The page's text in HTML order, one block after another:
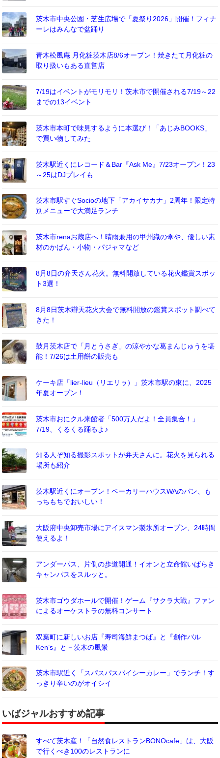
茨木市中央公園・芝生広場で「夏祭り2026」開催！フィナ
ーレはみんなで盆踊り
青木松風庵 月化粧茨木店8/6オープン！焼きたて月化粧の
取り扱いもある直営店
7/19はイベントがモリモリ！茨木市で開催される7/19～22
までの13イベント
茨木市本町で味見するように本選び！「あじみBOOKS」
で買い物してみた
茨木駅近くにレコード＆Bar『Ask Me』7/23オープン！23
～25はDJプレイも
茨木市駅すぐSocioの地下「アカイサカナ」2周年！限定特
別メニューで大満足ランチ
茨木市renaお蔵店へ！晴雨兼用の甲州織の傘や、優しい素
材のかばん・小物・パジャマなど
8月8日の弁天さん花火。無料開放している花火鑑賞スポッ
ト3選！
8月8日茨木辯天花火大会で無料開放の鑑賞スポット調べて
きた！
鼓月茨木店で「月とうさぎ」の涼やかな葛まんじゅうを堪
能！7/26は土用餅の販売も
ケーキ店「lier-lieu（リエリゥ）」茨木市駅の東に、2025
年夏オープン！
茨木市おにクル来館者「500万人だよ！全員集合！」
7/19、くるくる踊るよ♪
知る人ぞ知る撮影スポットが弁天さんに。花火を見られる
場所も紹介
茨木駅近くにオープン！ベーカリーハウスWAのパン、も
っちもちでおいしい！
大阪府中央卸売市場にアイスマン製氷所オープン、24時間
使えるよ！
アンダーパス、片側の歩道開通！イオンと立命館いばらき
キャンパスをスルッと。
茨木市ゴウダホールで開催！ゲーム『サクラ大戦』ファン
によるオーケストラの無料コンサート
双葉町に新しいお店『寿司海鮮まつば』と『創作バル
Ken’s』と－茨木の風景
茨木市駅近く「スパスパスパイシーカレー」でランチ！す
っきり辛いのがオイシイ
いばジャルおすすめ記事
すべて茨木産！「自然食レストランBONOcafe」は、大阪
で行くべき100のレストランに